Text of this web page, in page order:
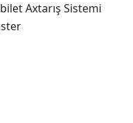
Axtarış Sistemi